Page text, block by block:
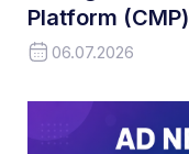
Platform
06.07.2026